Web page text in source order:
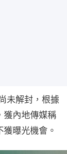
未解封，根據
獲內地傳媒稱
曝光機會。